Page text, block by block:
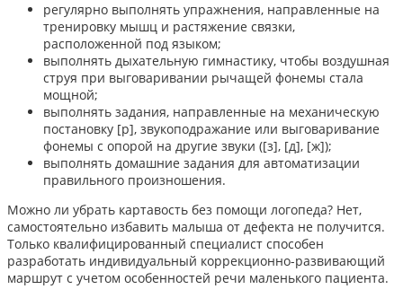
регулярно выполнять упражнения, направленные на
тренировку мышц и растяжение связки,
расположенной под языком;
выполнять дыхательную гимнастику, чтобы воздушная
струя при выговаривании рычащей фонемы стала
мощной;
выполнять задания, направленные на механическую
постановку [р], звукоподражание или выговаривание
фонемы с опорой на другие звуки ([з], [д], [ж]);
выполнять домашние задания для автоматизации
правильного произношения.
Можно ли убрать картавость без помощи логопеда? Нет,
самостоятельно избавить малыша от дефекта не получится.
Только квалифицированный специалист способен
разработать индивидуальный коррекционно-развивающий
маршрут с учетом особенностей речи маленького пациента.